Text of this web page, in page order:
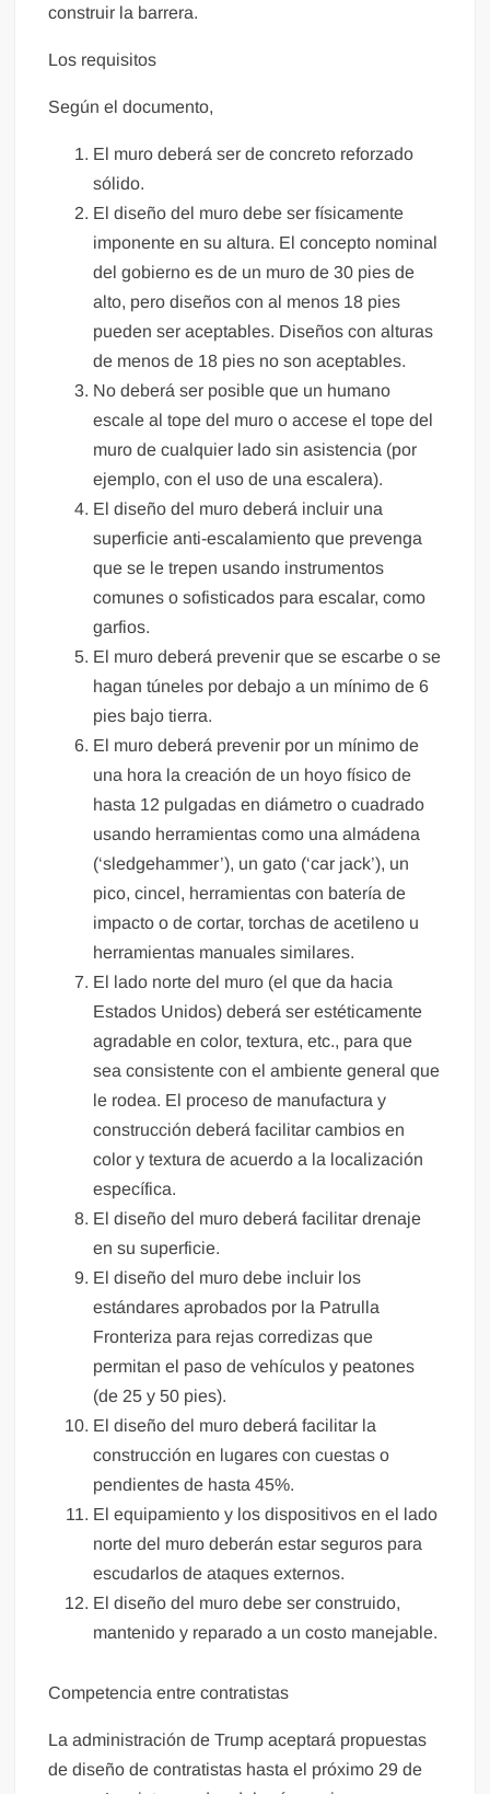
construir la barrera.
Los requisitos
Según el documento,
El muro deberá ser de concreto reforzado
sólido.
El diseño del muro debe ser físicamente
imponente en su altura. El concepto nominal
del gobierno es de un muro de 30 pies de
alto, pero diseños con al menos 18 pies
pueden ser aceptables. Diseños con alturas
de menos de 18 pies no son aceptables.
No deberá ser posible que un humano
escale al tope del muro o accese el tope del
muro de cualquier lado sin asistencia (por
ejemplo, con el uso de una escalera).
El diseño del muro deberá incluir una
superficie anti-escalamiento que prevenga
que se le trepen usando instrumentos
comunes o sofisticados para escalar, como
garfios.
El muro deberá prevenir que se escarbe o se
hagan túneles por debajo a un mínimo de 6
pies bajo tierra.
El muro deberá prevenir por un mínimo de
una hora la creación de un hoyo físico de
hasta 12 pulgadas en diámetro o cuadrado
usando herramientas como una almádena
(‘sledgehammer’), un gato (‘car jack’), un
pico, cincel, herramientas con batería de
impacto o de cortar, torchas de acetileno u
herramientas manuales similares.
El lado norte del muro (el que da hacia
Estados Unidos) deberá ser estéticamente
agradable en color, textura, etc., para que
sea consistente con el ambiente general que
le rodea. El proceso de manufactura y
construcción deberá facilitar cambios en
color y textura de acuerdo a la localización
específica.
El diseño del muro deberá facilitar drenaje
en su superficie.
El diseño del muro debe incluir los
estándares aprobados por la Patrulla
Fronteriza para rejas corredizas que
permitan el paso de vehículos y peatones
(de 25 y 50 pies).
El diseño del muro deberá facilitar la
construcción en lugares con cuestas o
pendientes de hasta 45%.
El equipamiento y los dispositivos en el lado
norte del muro deberán estar seguros para
escudarlos de ataques externos.
El diseño del muro debe ser construido,
mantenido y reparado a un costo manejable.
Competencia entre contratistas
La administración de Trump aceptará propuestas
de diseño de contratistas hasta el próximo 29 de